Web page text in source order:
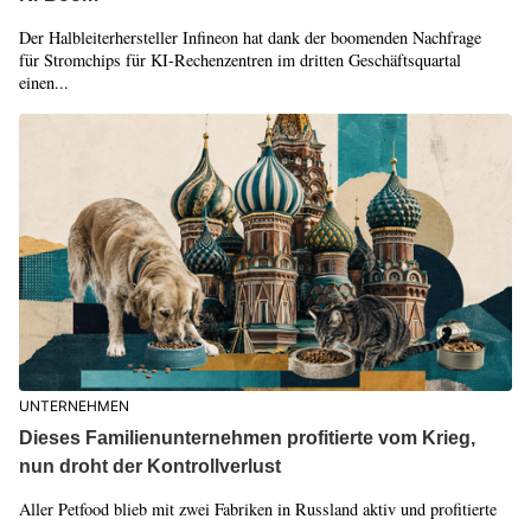
Der Halbleiterhersteller Infineon hat dank der boomenden Nachfrage
für Stromchips für KI-Rechenzentren im dritten Geschäftsquartal
einen...
UNTERNEHMEN
Dieses Familienunternehmen profitierte vom Krieg,
nun droht der Kontrollverlust
Aller Petfood blieb mit zwei Fabriken in Russland aktiv und profitierte